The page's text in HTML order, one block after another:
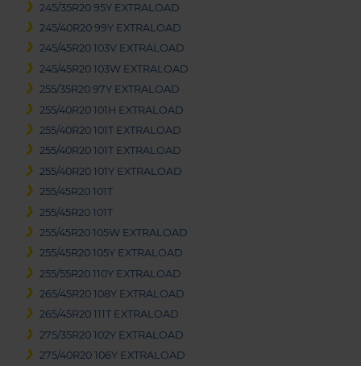
245/35R20 95Y EXTRALOAD
245/40R20 99Y EXTRALOAD
245/45R20 103V EXTRALOAD
245/45R20 103W EXTRALOAD
255/35R20 97Y EXTRALOAD
255/40R20 101H EXTRALOAD
255/40R20 101T EXTRALOAD
255/40R20 101T EXTRALOAD
255/40R20 101Y EXTRALOAD
255/45R20 101T
255/45R20 101T
255/45R20 105W EXTRALOAD
255/45R20 105Y EXTRALOAD
255/55R20 110Y EXTRALOAD
265/45R20 108Y EXTRALOAD
265/45R20 111T EXTRALOAD
275/35R20 102Y EXTRALOAD
275/40R20 106Y EXTRALOAD